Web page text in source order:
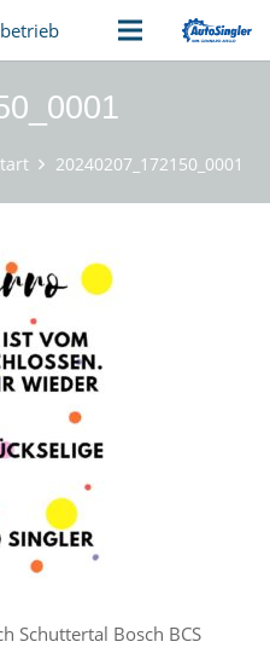
20240207_172150_0001
Schuttertal Bosch BCS